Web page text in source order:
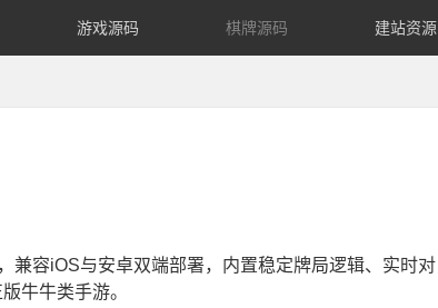
游戏源码 棋牌源码 建站资源
兼容iOS与安卓双端部署，内置稳定牌局逻辑、实时对
牛牛类手游。